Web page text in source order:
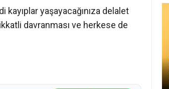
yaşayacağınıza delalet
davranması ve herkese de